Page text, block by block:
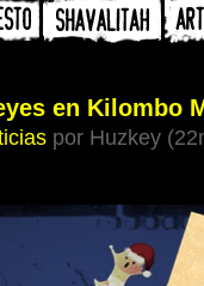
en Kilombo
por Huzkey